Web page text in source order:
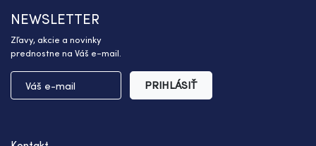
NEWSLETTER
Zľavy, akcie a novinky
prednostne na Váš e-mail.
PRIHLÁSIŤ